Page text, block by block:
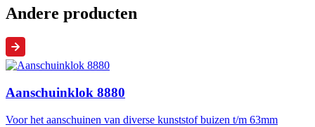
Andere producten
Aanschuinklok 8880
Voor het aanschuinen van diverse kunststof buizen t/m 63mm